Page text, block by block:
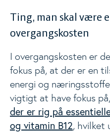
Ting, man skal være
overgangskosten
I overgangskosten er
fokus på, at der er en
energi og
vigtigt at have fokus
der er rig på
og vitamin B12, hvilket